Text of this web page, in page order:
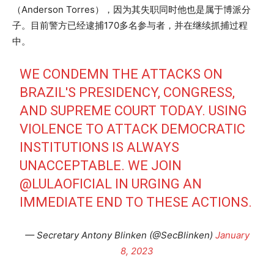
（Anderson Torres），因为其失职同时他也是属于博派分
子。目前警方已经逮捕170多名参与者，并在继续抓捕过程
中。
WE CONDEMN THE ATTACKS ON
BRAZIL'S PRESIDENCY, CONGRESS,
AND SUPREME COURT TODAY. USING
VIOLENCE TO ATTACK DEMOCRATIC
INSTITUTIONS IS ALWAYS
UNACCEPTABLE. WE JOIN
@LULAOFICIAL IN URGING AN
IMMEDIATE END TO THESE ACTIONS.
— Secretary Antony Blinken (@SecBlinken) January
8, 2023